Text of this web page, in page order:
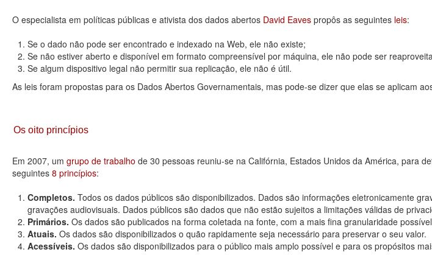
O especialista em políticas públicas e ativista dos dados abertos David Eaves propôs as seguintes leis:
Se o dado não pode ser encontrado e indexado na Web, ele não existe;
Se não estiver aberto e disponível em formato compreensível por máquina, ele não pode ser
Se algum dispositivo legal não permitir sua replicação, ele não é útil.
As leis foram propostas para os Dados Abertos Governamentais, mas pode-se dizer que elas se aplicam
Os oito princípios
Em 2007, um grupo de trabalho de 30 pessoas reuniu-se na Califórnia, Estados Unidos da América, para
seguintes 8 princípios:
Completos. Todos os dados públicos são disponibilizados. Dados são informações eletronicamente
gravações audiovisuais. Dados públicos são dados que não estão sujeitos a limitações válidas de
Primários. Os dados são publicados na forma coletada na fonte, com a mais fina granularidade
Atuais. Os dados são disponibilizados o quão rapidamente seja necessário para preservar o seu valor.
Acessíveis. Os dados são disponibilizados para o público mais amplo possível e para os propósitos